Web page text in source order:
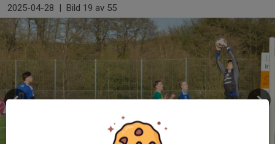
2025-04-28 | Bild 19 av 55